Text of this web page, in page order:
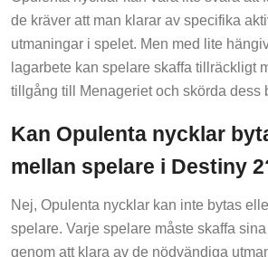
de kräver att man klarar av specifika
utmaningar i spelet. Men med lite
lagarbete kan spelare skaffa tillräckligt
tillgång till Menageriet och skörda dess
Kan Opulenta nycklar
mellan spelare i Destiny
Nej, Opulenta nycklar kan inte bytas
spelare. Varje spelare måste skaffa
genom att klara av de nödvändiga